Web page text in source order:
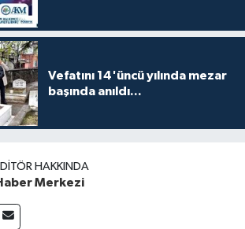
Vefatını 14'üncü yılında mezar
başında anıldı...
HAKKINDA
Merkezi